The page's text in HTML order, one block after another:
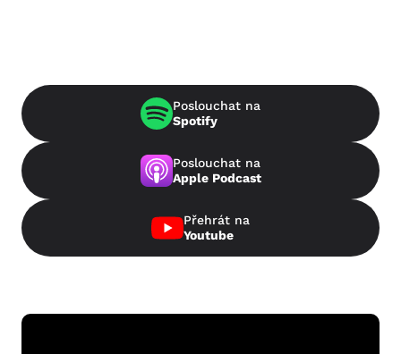
Poslouchat na
Spotify
Poslouchat na
Apple Podcast
Přehrát na
Youtube